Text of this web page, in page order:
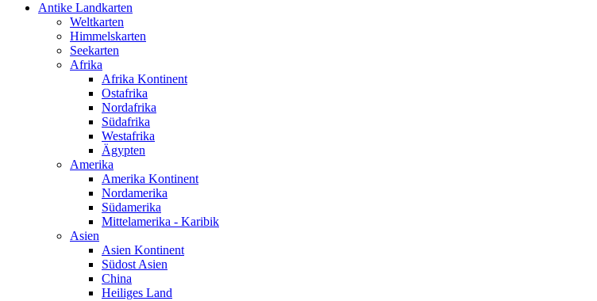
Antike Landkarten
Weltkarten
Himmelskarten
Seekarten
Afrika
Afrika Kontinent
Ostafrika
Nordafrika
Südafrika
Westafrika
Ägypten
Amerika
Amerika Kontinent
Nordamerika
Südamerika
Mittelamerika - Karibik
Asien
Asien Kontinent
Südost Asien
China
Heiliges Land